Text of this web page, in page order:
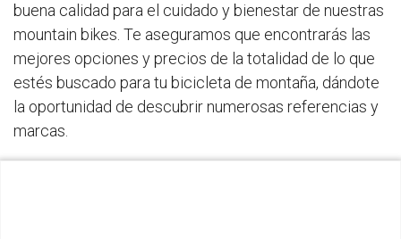
buena calidad para el cuidado y bienestar de nuestras
mountain bikes. Te aseguramos que encontrarás las
mejores opciones y precios de la totalidad de lo que
estés buscado para tu bicicleta de montaña, dándote
la oportunidad de descubrir numerosas referencias y
marcas.